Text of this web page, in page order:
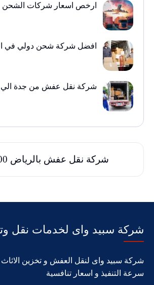
ارخص اسعار شركات الشحن
افضل شركة شحن دولي في
شركة نقل عفش من جدة الي
شركة نقل عفش بالرياض 200 ريال
شركة سبيد واى لخدمات نقل
شركة سبيد واى لنقل العفش و تخزين
سرعة التنفيذ و اسعار تنافسية